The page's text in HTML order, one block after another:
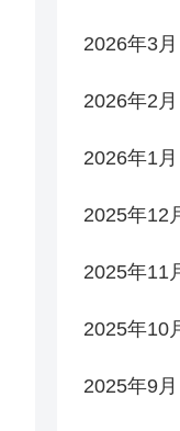
2026年3月
2026年2月
2026年1月
2025年12
2025年11
2025年10
2025年9月